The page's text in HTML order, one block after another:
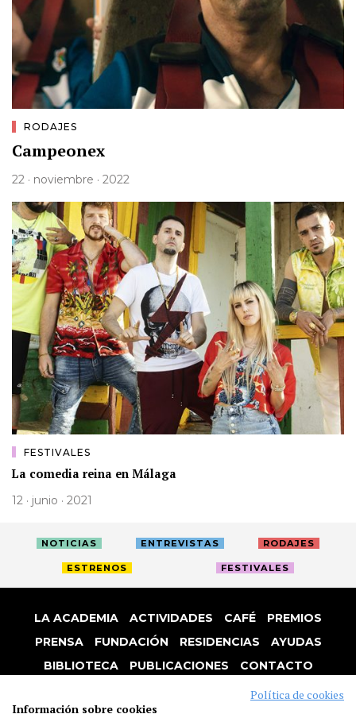
RODAJES
Campeonex
22 · noviembre · 2022
FESTIVALES
La comedia reina en Málaga
12 · junio · 2021
NOTICIAS ENTREVISTAS RODAJES
ESTRENOS FESTIVALES
LA ACADEMIA ACTIVIDADES CAFÉ
PREMIOS
PRENSA
FUNDACIÓN RESIDENCIAS
AYUDAS
BIBLIOTECA
PUBLICACIONES
CONTACTO
COOKIES
Política de cookies
Información sobre cookies